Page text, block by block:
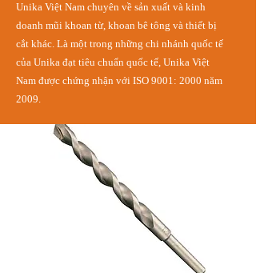
Filter
Unika Việt Nam chuyên về sản xuất và kinh
doanh mũi khoan từ, khoan bê tông và thiết bị
cắt khác. Là một trong những chi nhánh quốc tế
của Unika đạt tiêu chuẩn quốc tế, Unika Việt
Nam được chứng nhận với ISO 9001: 2000 năm
2009.